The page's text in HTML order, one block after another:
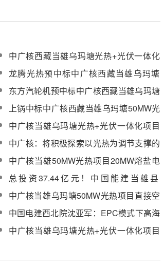
中广核西藏当雄乌玛塘光热+光伏一体化
项目50MW光热项目蒸汽发生系统、汽轮
发电机组设备采购
龙腾光热预中标中广核西藏当雄乌玛塘
50MW光热项目聚光集热系统采购
东方汽轮机预中标中广核西藏当雄乌玛塘
50MW光热项目汽轮发电机组设备
上锅中标中广核西藏当雄乌玛塘50MW光
热项目蒸汽发生系统
中广核当雄乌玛塘光热+光伏一体化项目
50MW光热+220kV升压站部分EPC总承
包招标
中广核：将积极探索以光热为调节支撑的
高比例绿电大基地开发建设
中广核当雄50MW光热项目20MW熔盐电
加热器+1万吨熔盐采购
总投资37.44亿元！中国能建当雄县
100MW熔盐槽式光热+800MW光伏一体
化项目开工建设
中广核当雄乌玛塘50MW光热项目直接空
冷系统设备采购
中国电建西北院沈亚军：EPC模式下高海
拔光热项目管理与实践
中广核当雄乌玛塘光热+光伏一体化项目